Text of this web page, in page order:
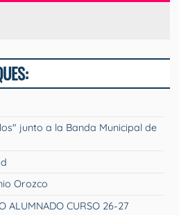
junto a la Banda Municipal de
Orozco
ALUMNADO CURSO 26-27